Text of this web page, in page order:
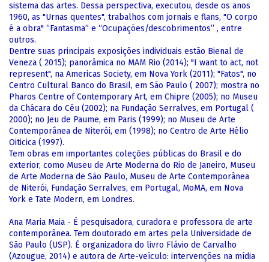
sistema das artes. Dessa perspectiva, executou, desde os anos
1960, as "Urnas quentes", trabalhos com jornais e flans, "O corpo
é a obra" “Fantasma” e “Ocupações/descobrimentos” , entre
outros.
Dentre suas principais exposições individuais estão Bienal de
Veneza ( 2015); panorâmica no MAM Rio (2014); "I want to act, not
represent", na Americas Society, em Nova York (2011); "Fatos", no
Centro Cultural Banco do Brasil, em São Paulo ( 2007); mostra no
Pharos Centre of Contemporary Art, em Chipre (2005); no Museu
da Chácara do Céu (2002); na Fundação Serralves, em Portugal (
2000); no Jeu de Paume, em Paris (1999); no Museu de Arte
Contemporânea de Niterói, em (1998); no Centro de Arte Hélio
Oiticica (1997).
Tem obras em importantes coleções públicas do Brasil e do
exterior, como Museu de Arte Moderna do Rio de Janeiro, Museu
de Arte Moderna de São Paulo, Museu de Arte Contemporânea
de Niterói, Fundação Serralves, em Portugal, MoMA, em Nova
York e Tate Modern, em Londres.
Ana Maria Maia - É pesquisadora, curadora e professora de arte
contemporânea. Tem doutorado em artes pela Universidade de
São Paulo (USP). É organizadora do livro Flávio de Carvalho
(Azougue, 2014) e autora de Arte-veículo: intervenções na mídia